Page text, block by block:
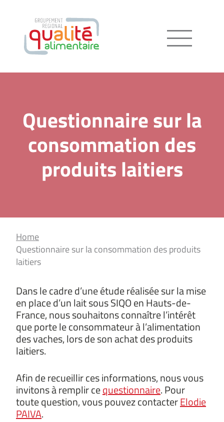
Menu
Questionnaire sur la
consommation des
produits laitiers
Home
Questionnaire sur la consommation des produits
laitiers
Dans le cadre d’une étude réalisée sur la mise
en place d’un lait sous SIQO en Hauts-de-
France, nous souhaitons connaître l’intérêt
que porte le consommateur à l’alimentation
des vaches, lors de son achat des produits
laitiers.
Afin de recueillir ces informations, nous vous
invitons à remplir cequestionnaire. Pour
toute question, vous pouvez contacterElodie
PAIVA.